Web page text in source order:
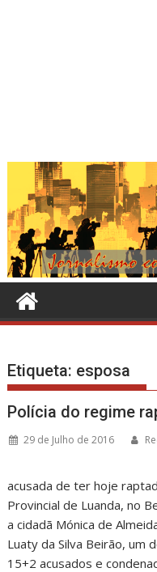
Etiqueta: esposa
Polícia do regime
29 de Julho de 2016
acusada de ter hoje
Provincial de Luanda, no
a cidadã Mónica de
Luaty da Silva Beirão, um
15+2 acusados e